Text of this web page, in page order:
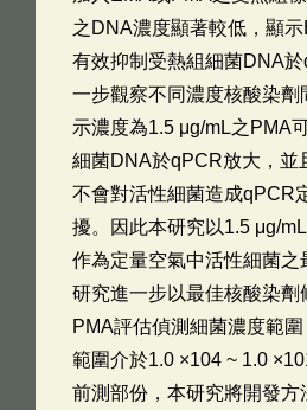
之DNA濃度顯著較低，顯
有效抑制受熱組細菌DNA
一步觀察不同濃度核酸染劑
示濃度為1.5 μg/mL之PMA
細菌DNA於qPCR放大，並
不會對活性細菌造成qPCR
擾。因此本研究以1.5 μg/
作為定量空氣中活性細菌之
研究進一步以最佳核酸染劑
PMA評估偵測細菌濃度範
範圍介於1.0 ×104 ~ 1.0
前測部份，本研究將開發方